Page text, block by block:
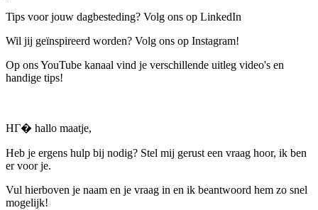
Tips voor jouw dagbesteding? Volg ons op LinkedIn
Wil jij geïnspireerd worden? Volg ons op Instagram!
Op ons YouTube kanaal vind je verschillende uitleg video's en
handige tips!
HГ� hallo maatje,
Heb je ergens hulp bij nodig? Stel mij gerust een vraag hoor, ik ben
er voor je.
Vul hierboven je naam en je vraag in en ik beantwoord hem zo snel
mogelijk!